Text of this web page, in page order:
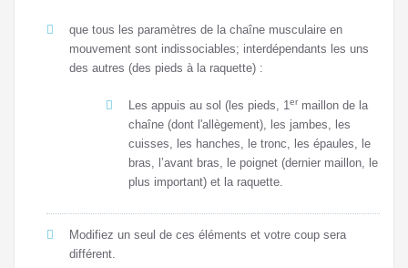
que tous les paramètres de la chaîne musculaire en
mouvement sont indissociables; interdépendants les uns
des autres (des pieds à la raquette) :
Les appuis au sol (les pieds, 1ermaillon de la
chaîne (dont l'allègement), les jambes, les
cuisses, les hanches, le tronc, les épaules, le
bras, l’avant bras, le poignet (dernier maillon, le
plus important) et la raquette.
Modifiez un seul de ces éléments et votre coup sera
différent.